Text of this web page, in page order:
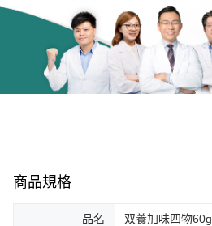
商品規格
品名 双養加味四物60g